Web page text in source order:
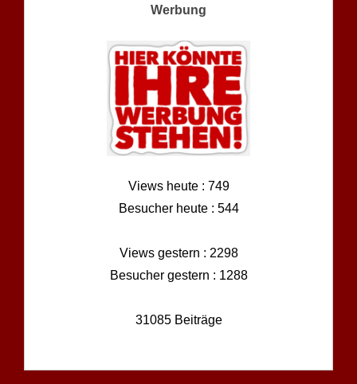
Werbung
Views heute : 749
Besucher heute : 544
Views gestern : 2298
Besucher gestern : 1288
31085 Beiträge